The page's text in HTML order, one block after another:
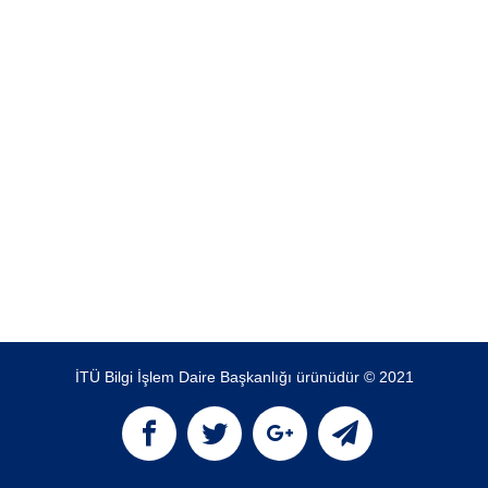
İTÜ Bilgi İşlem Daire Başkanlığı ürünüdür © 2021